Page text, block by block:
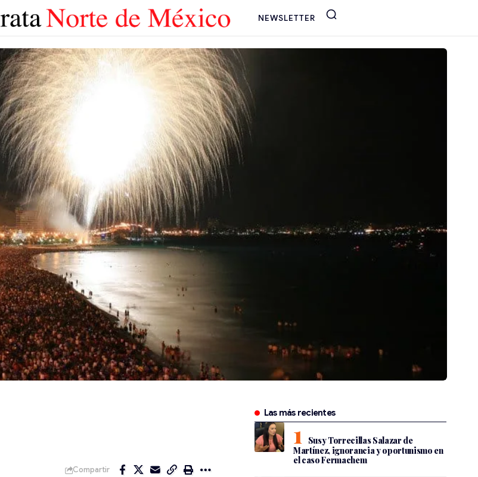
NEWSLETTER
Compartir
Las más recientes
Susy Torrecillas Salazar de
Martínez, ignorancia y oportunismo en
el caso Fermachem